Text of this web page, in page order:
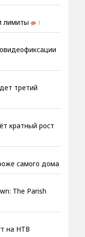
лимиты 1
третий
кратный рост
самого дома
The Parish
на НТВ